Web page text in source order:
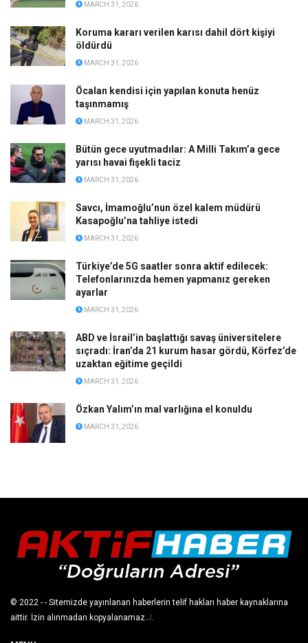
MARCH 31, 2026
Koruma kararı verilen karısı dahil dört kişiyi
öldürdü
MARCH 31, 2026
Öcalan kendisi için yapılan konuta henüz
taşınmamış
MARCH 31, 2026
Bütün gece uyutmadılar: A Milli Takım’a gece
yarısı havai fişekli taciz
MARCH 31, 2026
Savcı, İmamoğlu’nun özel kalem müdürü
Kasapoğlu’na tahliye istedi
MARCH 31, 2026
Türkiye’de 5G saatler sonra aktif edilecek:
Telefonlarınızda hemen yapmanız gereken
ayarlar
MARCH 31, 2026
ABD ve İsrail’in başlattığı savaş üniversitelere
sıçradı: İran’da 21 kurum hasar gördü, Körfez’de
uzaktan eğitime geçildi
MARCH 31, 2026
Özkan Yalım’ın mal varlığına el konuldu
MARCH 31, 2026
© 2022 - - Sitemizde yayınlanan haberlerin telif hakları haber kaynaklarına
aittir. İzin alınmadan kopyalanamaz. J